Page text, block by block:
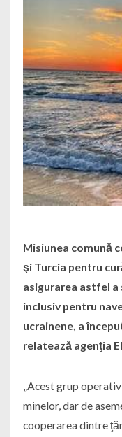
Misiunea comună
şi Turcia pentru
asigurarea astfel
inclusiv pentru
ucrainene, a
relatează agenţia
„Acest grup
minelor, dar de
cooperarea dintre